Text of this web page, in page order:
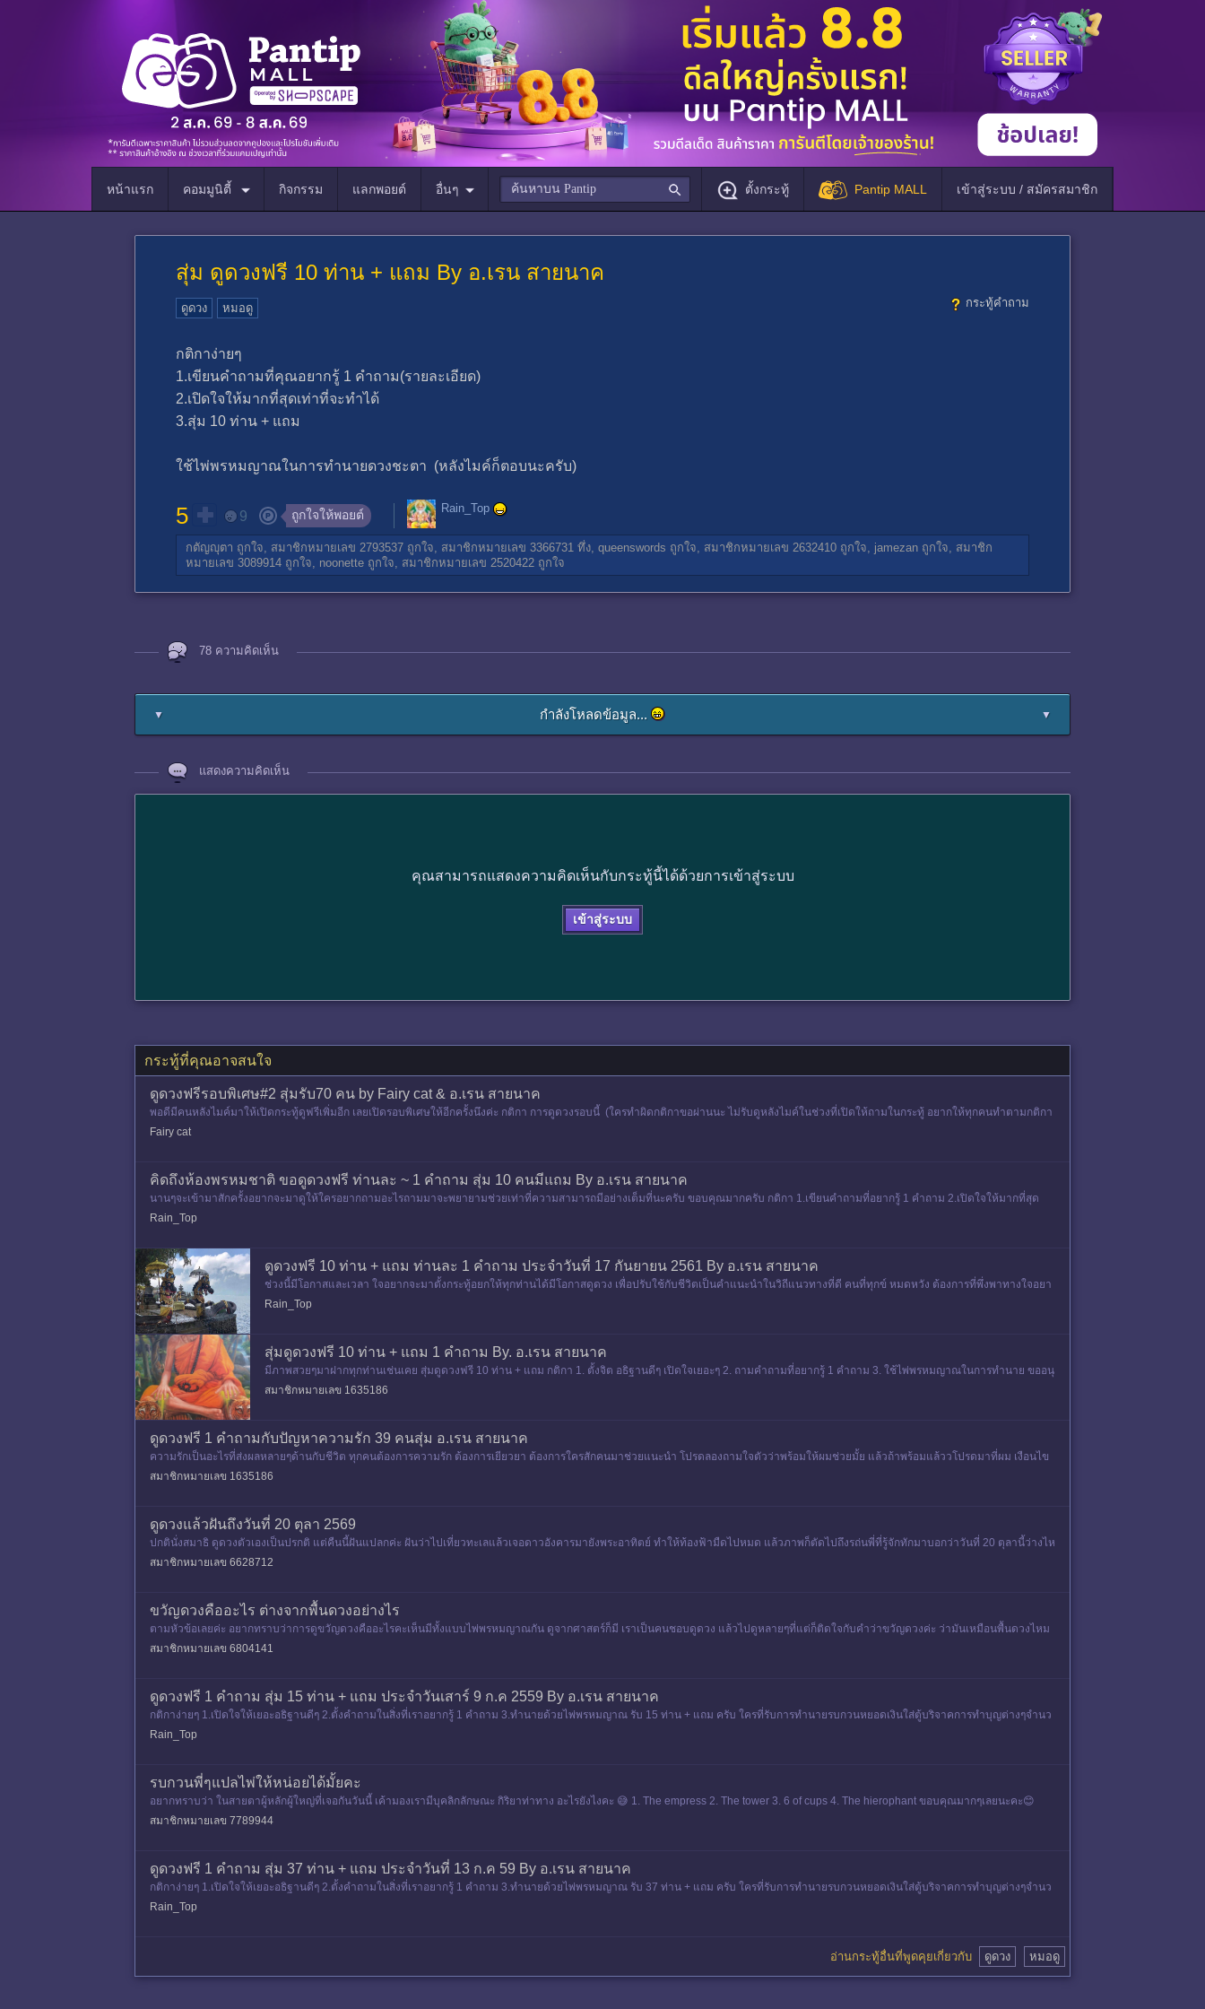
หน้าแรก คอมมูนิตี้ กิจกรรม แลกพอยต์ อื่นๆ ตั้งกระทู้ Pantip MALL เข้าสู่ระบบ / สมัครสมาชิก
สุ่ม ดูดวงฟรี 10 ท่าน + แถม By อ.เรน สายนาค
กระทู้คำถาม
ดูดวง หมอดู
กติกาง่ายๆ
1.เขียนคำถามที่คุณอยากรู้ 1 คำถาม(รายละเอียด)
2.เปิดใจให้มากที่สุดเท่าที่จะทำได้
3.สุ่ม 10 ท่าน + แถม
ใช้ไพ่พรหมญาณในการทำนายดวงชะตา (หลังไมค์ก็ตอบนะครับ)
5 9 ถูกใจให้พอยต์ Rain_Top
กตัญญุตา ถูกใจ, สมาชิกหมายเลข 2793537 ถูกใจ, สมาชิกหมายเลข 3366731 ทึ่ง, queenswords ถูกใจ, สมาชิกหมายเลข 2632410 ถูกใจ, jamezan ถูกใจ, สมาชิก
หมายเลข 3089914 ถูกใจ, noonette ถูกใจ, สมาชิกหมายเลข 2520422 ถูกใจ
78 ความคิดเห็น
▼ กำลังโหลดข้อมูล... ▼
แสดงความคิดเห็น
คุณสามารถแสดงความคิดเห็นกับกระทู้นี้ได้ด้วยการเข้าสู่ระบบ
เข้าสู่ระบบ
กระทู้ที่คุณอาจสนใจ
ดูดวงฟรีรอบพิเศษ#2 สุ่มรับ70 คน by Fairy cat & อ.เรน สายนาค
พอดีมีคนหลังไมค์มาให้เปิดกระทู้ดูฟรีเพิ่มอีก เลยเปิดรอบพิเศษให้อีกครั้งนึงค่ะ กติกา การดูดวงรอบนี้ (ใครทำผิดกติกาขอผ่านนะ ไม่รับดูหลังไมค์ในช่วงที่เปิดให้ถามในกระทู้ อยากให้ทุกคนทำตามกติกา
หวัง
Fairy cat
คิดถึงห้องพรหมชาติ ขอดูดวงฟรี ท่านละ ~ 1 คำถาม สุ่ม 10 คนมีแถม By อ.เรน สายนาค
นานๆจะเข้ามาสักครั้งอยากจะมาดูให้ใครอยากถามอะไรถามมาจะพยายามช่วยเท่าที่ความสามารถมีอย่างเต็มที่นะครับ ขอบคุณมากครับ กติกา 1.เขียนคำถามที่อยากรู้ 1 คำถาม 2.เปิดใจให้มากที่สุด
3.สุ่ม 10 ท่าน + แถม ใช้
Rain_Top
ดูดวงฟรี 10 ท่าน + แถม ท่านละ 1 คำถาม ประจำวันที่ 17 กันยายน 2561 By อ.เรน สายนาค
ช่วงนี้มีโอกาสและเวลา ใจอยากจะมาตั้งกระทู้อยกให้ทุกท่านได้มีโอกาสดูดวง เพื่อปรับใช้กับชีวิตเป็นคำแนะนำในวิถีแนวทางที่ดี คนที่ทุกข์ หมดหวัง ต้องการที่พึ่งพาทางใจอยา
กปรึกษา ผมยินดีที่จะช่วยเท่าที่จะทำได
Rain_Top
สุ่มดูดวงฟรี 10 ท่าน + แถม 1 คำถาม By. อ.เรน สายนาค
มีภาพสวยๆมาฝากทุกท่านเช่นเคย สุ่มดูดวงฟรี 10 ท่าน + แถม กติกา 1. ตั้งจิต อธิฐานดีๆ เปิดใจเยอะๆ 2. ถามคำถามที่อยากรู้ 1 คำถาม 3. ใช้ไพ่พรหมญาณในการทำนาย ขออนุ
ญาติปิดกระทู้นะครับเนื่องจากครบจำนวนแ
สมาชิกหมายเลข 1635186
ดูดวงฟรี 1 คำถามกับปัญหาความรัก 39 คนสุ่ม อ.เรน สายนาค
ความรักเป็นอะไรที่ส่งผลหลายๆด้านกับชีวิต ทุกคนต้องการความรัก ต้องการเยียวยา ต้องการใครสักคนมาช่วยแนะนำ โปรดลองถามใจตัวว่าพร้อมให้ผมช่วยมั้ย แล้วถ้าพร้อมแล้ววโปรดมาที่ผม เงือนไข
1.ตั้งจิตอธิฐานให้ดี เ
สมาชิกหมายเลข 1635186
ดูดวงแล้วฝันถึงวันที่ 20 ตุลา 2569
ปกตินั่งสมาธิ ดูดวงตัวเองเป็นปรกติ แต่คืนนี้ฝันแปลกค่ะ ฝันว่าไปเที่ยวทะเลแล้วเจอดาวอังคารมายังพระอาทิตย์ ทำให้ท้องฟ้ามืดไปหมด แล้วภาพก็ตัดไปถึงรถ่นพี่ที่รู้จักทักมาบอกว่าวันที่ 20 ตุลานี้ว่างไห
ม อยาก
สมาชิกหมายเลข 6628712
ขวัญดวงคืออะไร ต่างจากพื้นดวงอย่างไร
ตามหัวข้อเลยค่ะ อยากทราบว่าการดูขวัญดวงคืออะไรคะเห็นมีทั้งแบบไพ่พรหมญาณกัน ดูจากศาสตร์ก็มี เราเป็นคนชอบดูดวง แล้วไปดูหลายๆที่แต่ก็ติดใจกับคำว่าขวัญดวงค่ะ ว่ามันเหมือนพื้นดวงไหม
สมาชิกหมายเลข 6804141
ดูดวงฟรี 1 คำถาม สุ่ม 15 ท่าน + แถม ประจำวันเสาร์ 9 ก.ค 2559 By อ.เรน สายนาค
กติกาง่ายๆ 1.เปิดใจให้เยอะอธิฐานดีๆ 2.ตั้งคำถามในสิ่งที่เราอยากรู้ 1 คำถาม 3.ทำนายด้วยไพ่พรหมญาณ รับ 15 ท่าน + แถม ครับ ใครที่รับการทำนายรบกวนหยอดเงินใส่ตู้บริจาคการทำบุญต่างๆจำนว
น 9 บาทด้วยนะครับอ
Rain_Top
รบกวนพี่ๆแปลไพ่ให้หน่อยได้มั้ยคะ
อยากทราบว่า ในสายตาผู้หลักผู้ใหญ่ที่เจอกันวันนี้ เค้ามองเรามีบุคลิกลักษณะ กิริยาท่าทาง อะไรยังไงคะ 😅 1. The empress 2. The tower 3. 6 of cups 4. The hierophant ขอบคุณมากๆเลยนะคะ😊
สมาชิกหมายเลข 7789944
ดูดวงฟรี 1 คำถาม สุ่ม 37 ท่าน + แถม ประจำวันที่ 13 ก.ค 59 By อ.เรน สายนาค
กติกาง่ายๆ 1.เปิดใจให้เยอะอธิฐานดีๆ 2.ตั้งคำถามในสิ่งที่เราอยากรู้ 1 คำถาม 3.ทำนายด้วยไพ่พรหมญาณ รับ 37 ท่าน + แถม ครับ ใครที่รับการทำนายรบกวนหยอดเงินใส่ตู้บริจาคการทำบุญต่างๆจำนว
น 9 บาทด้วยนะครับอ
Rain_Top
อ่านกระทู้อื่นที่พูดคุยเกี่ยวกับ ดูดวง หมอดู